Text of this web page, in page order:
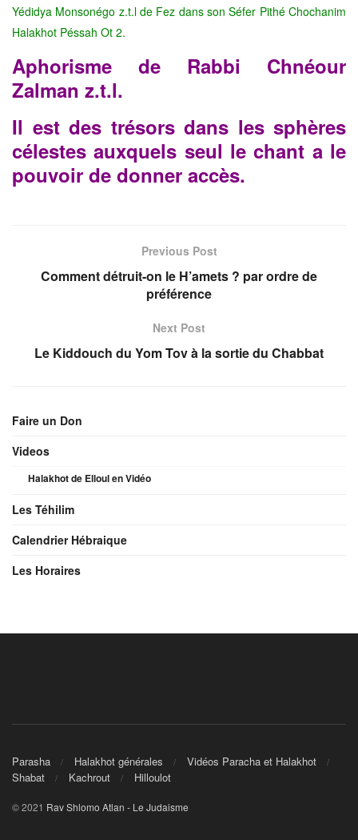
Yédidya Monsonégo z.t.l de Fez dans son Séfer Pithé Chochanim
Halakhot Péssah Ot 2.
Aphorisme de Rabbi Chnéour
Zalman z.t.l.
Il est des trésors dans les sphères
célestes auxquels seul le chant a le
pouvoir de donner accès.
Previous Post
Comment détruit-on le H’amets ? par ordre de
préférence
Next Post
Le Kiddouch du Yom Tov à la sortie du Chabbat
Faire un Don
Videos
Halakhot de Elloul en Vidéo
Les Téhilim
Calendrier Hébraique
Les Horaires
Parasha Halakhot générales
Vidéos Paracha et Halakhot
Shabat
Kachrout Hilloulot
© 2021 Rav Shlomo Atlan - Le Judaisme